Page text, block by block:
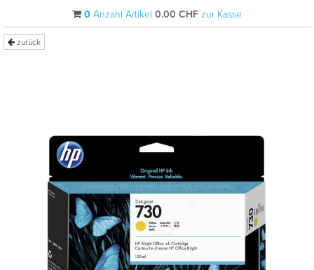
0 Anzahl Artikel 0.00 CHF zur Kasse
zurück